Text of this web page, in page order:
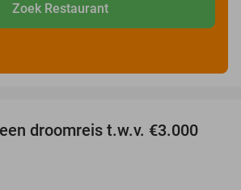
Zoek Restaurant
droomreis t.w.v. €3.000